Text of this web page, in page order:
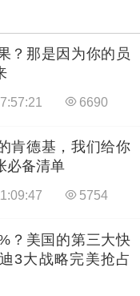
）
？那是因为你的员
6690
肯德基，我们给你
必备清单
5754
？美国的第三大快
3大战略完美抢占